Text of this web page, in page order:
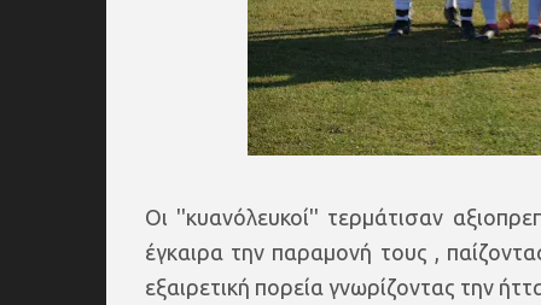
Οι ''κυανόλευκοί'' τερμάτισαν
έγκαιρα την παραμονή τους ,
εξαιρετική πορεία γνωρίζοντας την